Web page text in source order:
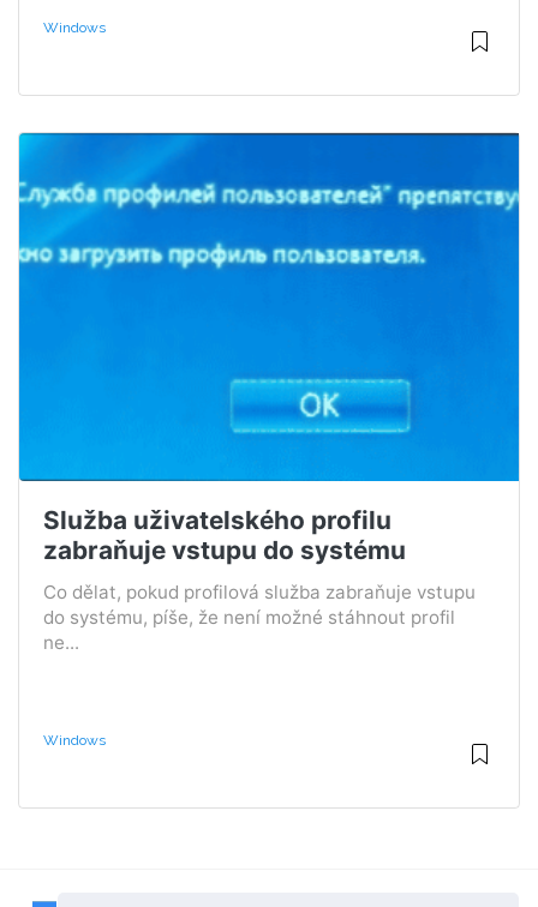
Windows
Služba uživatelského profilu
zabraňuje vstupu do systému
Co dělat, pokud profilová služba zabraňuje vstupu
do systému, píše, že není možné stáhnout profil
ne...
Windows